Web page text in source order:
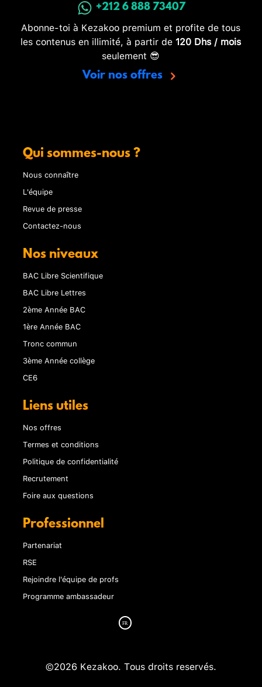
+212 6 888 73407
Abonne-toi à Kezakoo premium et profite de tous
les contenus en illimité, à partir de 120 Dhs / mois
seulement 😎
Voir nos offres
Qui sommes-nous ?
Nous connaître
L'équipe
Revue de presse
Contactez-nous
Nos niveaux
BAC Libre Scientifique
BAC Libre Lettres
2ème Année BAC
1ère Année BAC
Tronc commun
3ème Année collège
CE6
Liens utiles
Nos offres
Termes et conditions
Politique de confidentialité
Recrutement
Foire aux questions
Professionnel
Partenariat
RSE
Rejoindre l'équipe de profs
Programme ambassadeur
©2026 Kezakoo. Tous droits reservés.